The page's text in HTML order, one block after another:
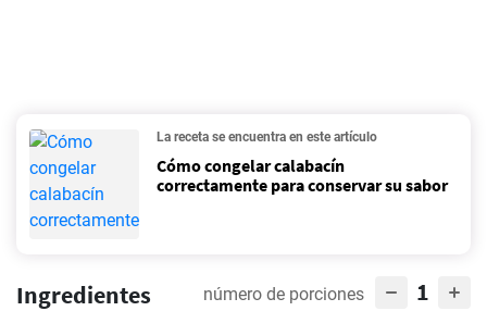
La receta se encuentra en este artículo
Cómo congelar calabacín
correctamente para conservar su sabor
Ingredientes número de porciones 1